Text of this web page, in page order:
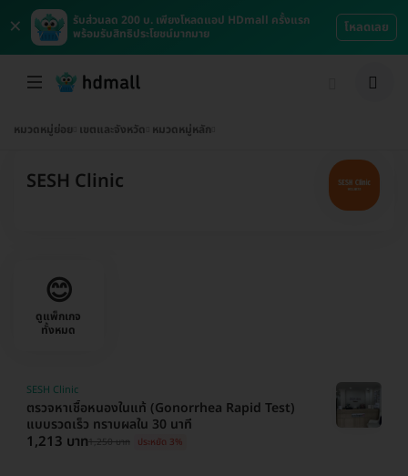
×
รับส่วนลด 200 บ. เพียงโหลดแอป HDmall ครั้งแรก
พร้อมรับสิทธิประโยชน์มากมาย
โหลดเลย
หมวดหมู่ย่อย เขตและจังหวัด หมวดหมู่หลัก
SESH Clinic
😊
ดูแพ็กเกจ
ทั้งหมด
ตรวจหาเชื้อหนองในแท้ (Gonorrhea Rapid Test)
แบบรวดเร็ว ทราบผลใน 30 นาที
SESH Clinic
1,213 บาท1,250 บาท ประหยัด 3%